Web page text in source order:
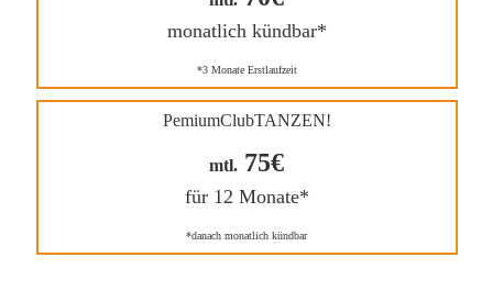
monatlich kündbar*
*3 Monate Erstlaufzeit
PemiumClubTANZEN!
mtl. 75€
für 12 Monate*
*danach monatlich kündbar